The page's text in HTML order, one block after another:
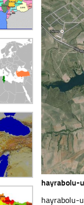
hayrabolu-
hayrabolu-